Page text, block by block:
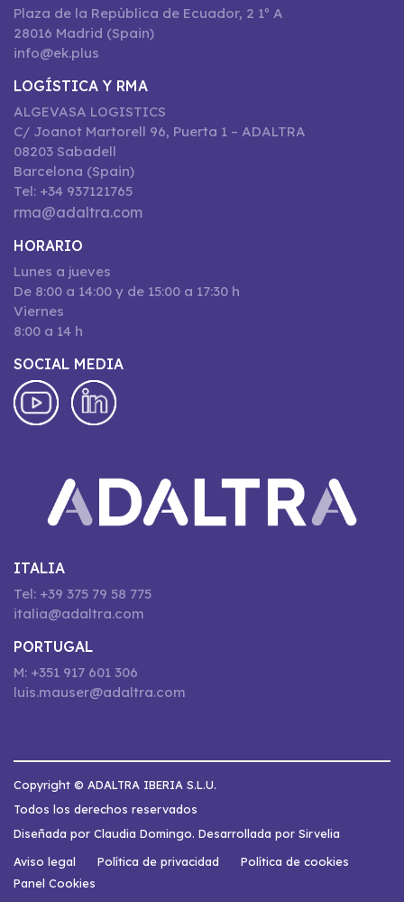
Plaza de la República de Ecuador, 2 1º A
28016 Madrid (Spain)
info@ek.plus
LOGÍSTICA Y RMA
ALGEVASA LOGISTICS
C/ Joanot Martorell 96, Puerta 1 – ADALTRA
08203 Sabadell
Barcelona (Spain)
Tel: +34 937121765
rma@adaltra.com
HORARIO
Lunes a jueves
De 8:00 a 14:00 y de 15:00 a 17:30 h
Viernes
8:00 a 14 h
SOCIAL MEDIA
ITALIA
Tel: +39 375 79 58 775
italia@adaltra.com
PORTUGAL
M: +351 917 601 306
luis.mauser@adaltra.com
Copyright © ADALTRA IBERIA S.L.U.
Todos los derechos reservados
Diseñada por Claudia Domingo. Desarrollada por Sirvelia
Aviso legal
Política de privacidad
Política de cookies
Panel Cookies